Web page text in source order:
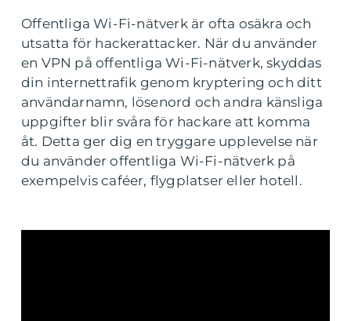
Offentliga Wi-Fi-nätverk är ofta osäkra och
utsatta för hackerattacker. När du använder
en VPN på offentliga Wi-Fi-nätverk, skyddas
din internettrafik genom kryptering och ditt
användarnamn, lösenord och andra känsliga
uppgifter blir svåra för hackare att komma
åt. Detta ger dig en tryggare upplevelse när
du använder offentliga Wi-Fi-nätverk på
exempelvis caféer, flygplatser eller hotell.